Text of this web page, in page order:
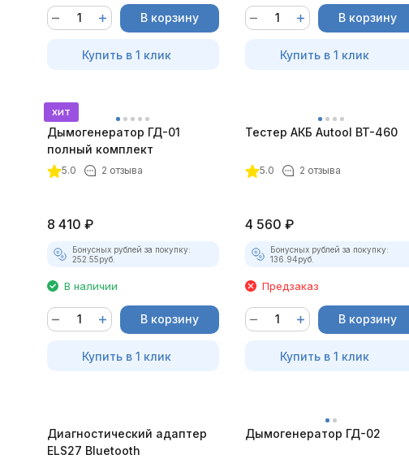
В корзину
Купить в 1 клик
В корзину
Купить в 1 клик
хит
Дымогенератор ГД-01
полный комплект
5.0 2 отзыва
8 410 ₽
Бонусных рублей за покупку:
252.55руб.
В наличии
В корзину
Купить в 1 клик
Тестер АКБ Autool BT-460
5.0 2 отзыва
4 560 ₽
Бонусных рублей за покупку:
136.94руб.
Предзаказ
В корзину
Купить в 1 клик
Диагностический адаптер
ELS27 Bluetooth
Дымогенератор ГД-02